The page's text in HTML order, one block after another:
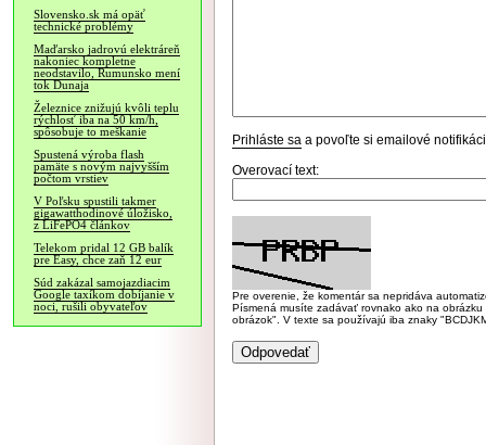
Slovensko.sk má opäť
technické problémy
Maďarsko jadrovú elektráreň
nakoniec kompletne
neodstavilo, Rumunsko mení
tok Dunaja
Železnice znižujú kvôli teplu
rýchlosť iba na 50 km/h,
spôsobuje to meškanie
Spustená výroba flash
pamäte s novým najvyšším
počtom vrstiev
V Poľsku spustili takmer
gigawatthodinové úložisko,
z LiFePO4 článkov
Telekom pridal 12 GB balík
pre Easy, chce zaň 12 eur
Súd zakázal samojazdiacim
Google taxíkom dobíjanie v
noci, rušili obyvateľov
Prihláste sa a povoľte si emailové
Overovací text:
Pre overenie, že komentár sa nepridáva
Písmená musíte zadávať rovnako ako na
obrázok". V texte sa používajú iba znaky